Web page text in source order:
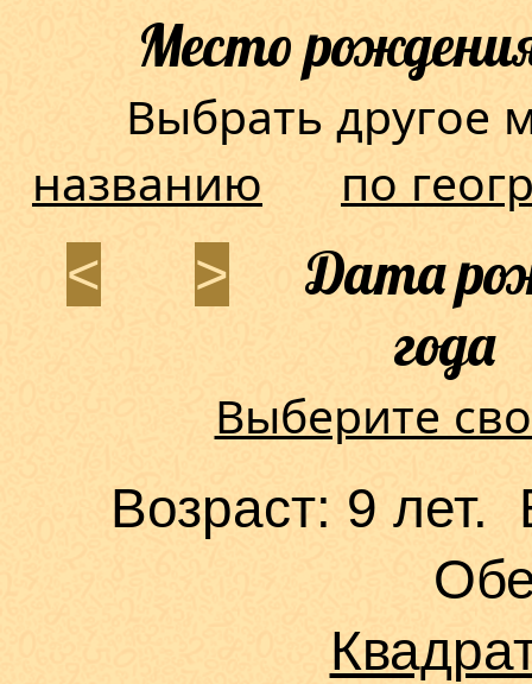
Место
Выбрать
названию
по
< >
Дата
года
Выберите
Возраст: 9